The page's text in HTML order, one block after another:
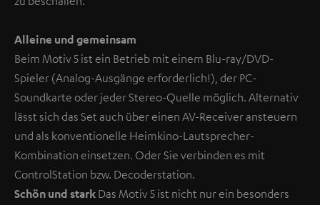
Alleine und gemeinsam
Beim Motiv 5 ist ein Betrieb mit einem Blu-ray/DVD-
Spieler (Analog-Ausgänge erforderlich!), der PC-
Soundkarte oder jeder Stereo-Quelle möglich. Alternativ
lässt sich das Set auch über einen AV-Receiver ansteuern
und als konventionelle Heimkino-Lautsprecher-
Kombination einsetzen. Oder Sie verbinden es mit
ControlStation bzw. Decoderstation.
Schön und stark Das Motiv 5 ist nicht nur ein besonders